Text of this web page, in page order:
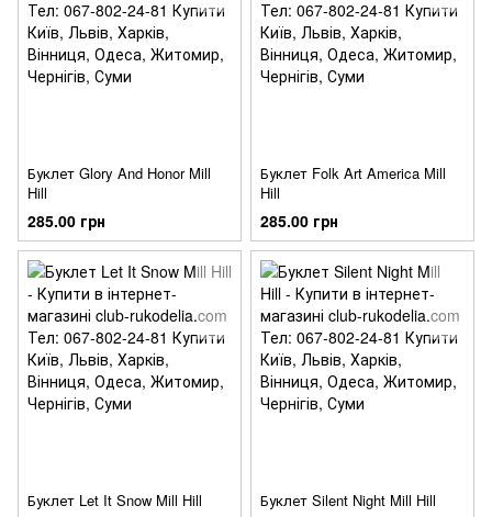
Буклет Glory And Honor Mill
Hill
285.00 грн
Буклет Folk Art America Mill
Hill
285.00 грн
Буклет Let It Snow Mill Hill Буклет Silent Night Mill Hill